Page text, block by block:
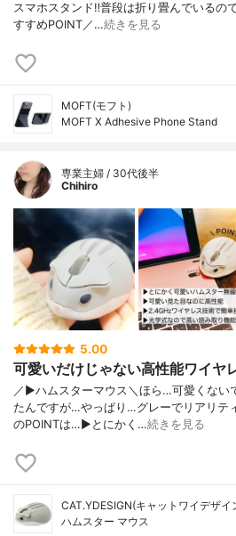
スマホスタンド‼︎普段は折り畳んでいるの
すすめPOINT／…続きを見る
MOFT(モフト)
MOFT X Adhesive Phone Stand
専業主婦 / 30代後半
Chihiro
5.00
可愛いだけじゃない高性能ワイヤ
／▶︎ハムスターマウス＼ほら…可愛くない
たんですが…やっぱり…グレーでリアリテ
のPOINTは…▶︎とにかく…続きを見る
CAT.YDESIGN(キャットワイデザイ
ハムスター マウス